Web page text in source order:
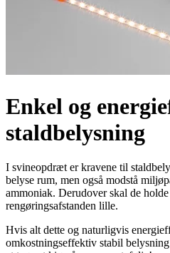
Enkel og
staldbelysning
I svineopdræt er kravene til
belyse rum, men også modstå
ammoniak. Derudover skal de
rengøringsafstanden lille.
Hvis alt dette og naturligvis
omkostningseffektiv stabil